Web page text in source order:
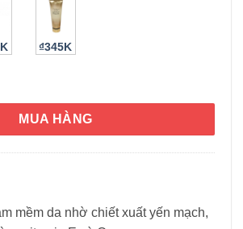
₫345K
Secret ST. Tropez Beach Orchid
MUA HÀNG
mềm da nhờ chiết xuất yến mạch,